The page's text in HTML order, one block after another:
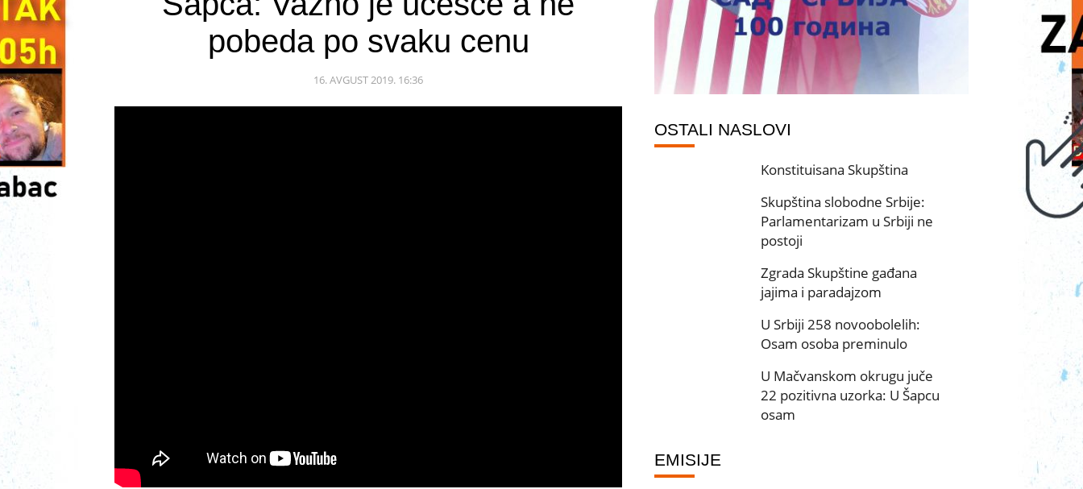
pobeda po svaku cenu
16. AVGUST 2019. 16:36
OSTALI NASLOVI
Konstituisana Skupština
Skupština slobodne Srbije:
Parlamentarizam u Srbiji ne
postoji
Zgrada Skupštine gađana
jajima i paradajzom
U Srbiji 258 novoobolelih:
Osam osoba preminulo
U Mačvanskom okrugu juče
22 pozitivna uzorka: U Šapcu
osam
EMISIJE